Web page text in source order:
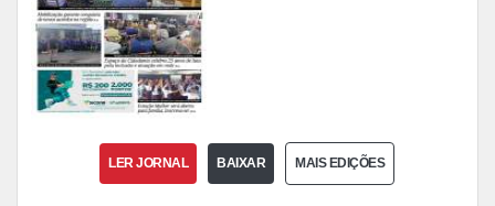
LER JORNAL BAIXAR MAIS EDIÇÕES